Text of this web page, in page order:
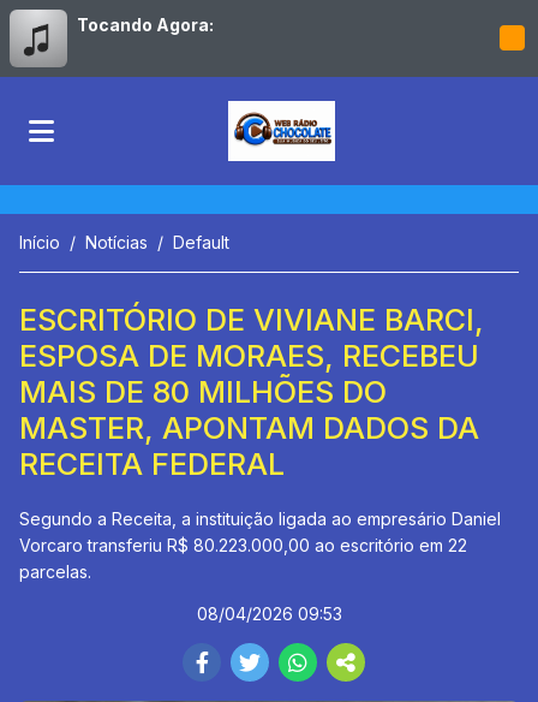
Tocando Agora:
Início Notícias Default
ESCRITÓRIO DE VIVIANE BARCI,
ESPOSA DE MORAES, RECEBEU
MAIS DE 80 MILHÕES DO
MASTER, APONTAM DADOS DA
RECEITA FEDERAL
Segundo a Receita, a instituição ligada ao empresário Daniel
Vorcaro transferiu R$ 80.223.000,00 ao escritório em 22
parcelas.
08/04/2026 09:53